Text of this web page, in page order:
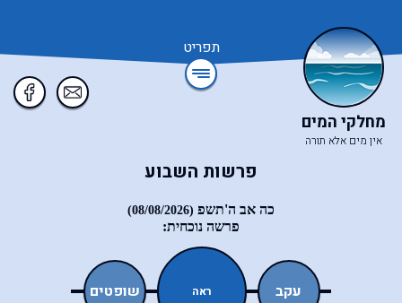
תפריט
מחלקי המים
אין מים אלא תורה
פרשות השבוע
כה אב ה'תשפ (08/08/2026)
פרשה נוכחית:
שופטים ראה עקב